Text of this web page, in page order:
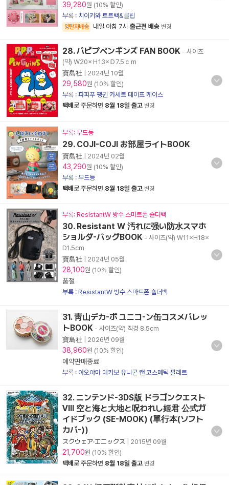
39,280원 (10% 할인)
부록 : 치이키와 토트백&클립
양탄자배송 내일 아침 7시 출근전 배송 변경
28. パピプペンギンズ FAN BOOK - 사이즈
(약) Ｗ20×Ｈ13×Ｄ7.5ｃｍ
寶島社
2024년 10월
29,580원 (10% 할인)
부록 : 파피푸 펭귄 카세트 테이프 케이스
택배로 주문하면 8월 18일 출고 변경
부록: 무드등
29. COJI-COJI お部屋ライトBOOK
寶島社 2024년 02월
43,290원 (10% 할인)
부록 : 무드등
택배로 주문하면 8월 18일 출고 변경
부록: ResistantW 방수 스마트폰 숄더백
30. Resistant W 汚れに强い防水スマホ
ショルダ-バッグBOOK - 사이즈(약) W11×H18×
D1.5cm
寶島社
2024년 05월
28,100원 (10% 할인)
품절
부록 : ResistantW 방수 스마트폰 숄더백
31. 靑山デカ-ボ ユニコ-ン缶コスメパレッ
トBOOK - 사이즈(약) 직경 8.5cm
寶島社
2026년 09월
38,960원 (10% 할인)
예약판매종료
부록 : 아오야마 데카보 유니콘 캔 코스메틱 팔레트
32. ニンテンド-3DS版 ドラゴンクエスト
Ⅷ 空と海と大地と呪われし姬君 公式ガ
イドブック (SE-MOOK) (單行本(ソフト
カバ-))
スクウェア·エニックス 2015년 09월
21,700원 (10% 할인)
택배로 주문하면 8월 18일 출고 변경